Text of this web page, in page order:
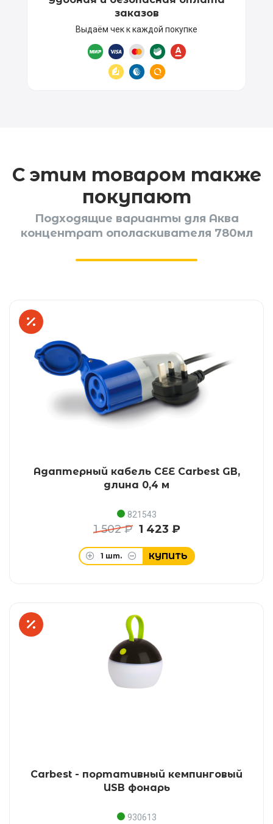
заказов
Выдаём чек к каждой покупке
С этим товаром также
покупают
Подходящие варианты для Аква
концентрат ополаскивателя 780мл
Адаптерный кабель CEE Carbest GB,
длина 0,4 м
821543
1 502 ₽ 1 423 ₽
1 шт. КУПИТЬ
Carbest - портативный кемпинговый
USB фонарь
930613